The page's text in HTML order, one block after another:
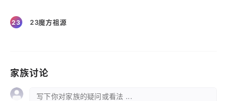
23 23魔方祖源
家族讨论
写下你对家族的疑问或看法 ...